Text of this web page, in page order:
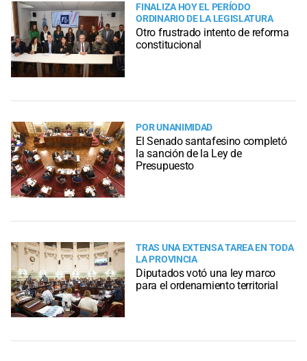
FINALIZA HOY EL PERÍODO
ORDINARIO DE LA LEGISLATURA
Otro frustrado intento de reforma
constitucional
POR UNANIMIDAD
El Senado santafesino completó
la sanción de la Ley de
Presupuesto
TRAS UNA EXTENSA TAREA EN TODA
LA PROVINCIA
Diputados votó una ley marco
para el ordenamiento territorial